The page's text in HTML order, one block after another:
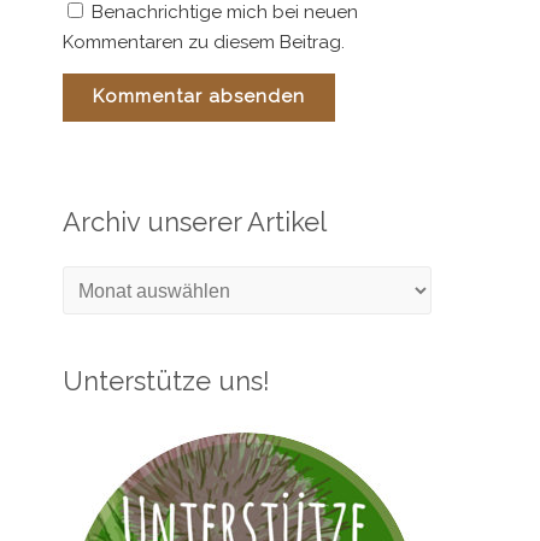
Benachrichtige mich bei neuen
Kommentaren zu diesem Beitrag.
Archiv unserer Artikel
Archiv
Unterstütze uns!